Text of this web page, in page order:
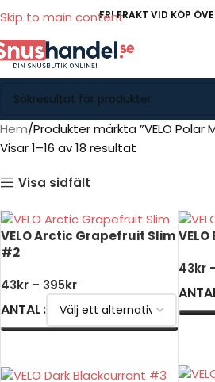
Skip to main contentFRI FRAKT VID KÖP
Hem Produkter märkta ”VELO Polar
Visar 1–16 av 18 resultat
Visa sidfält
VELO Arctic Grapefruit Slim
#2
43kr – 395kr
ANTAL
43kr